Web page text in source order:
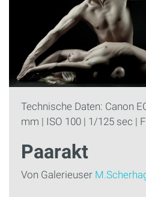
Technische Daten: Canon
mm | ISO 100 | 1/125 sec |
Paarakt
Von Galerieuser